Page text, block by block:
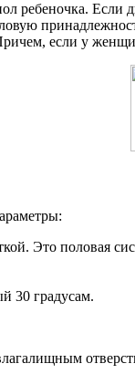
ребеночка.
если у
Это половая
30 градусам.